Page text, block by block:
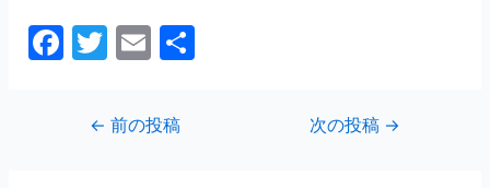
F
T
itt
er
E
ai
l
← 前の投稿 次の投稿 →